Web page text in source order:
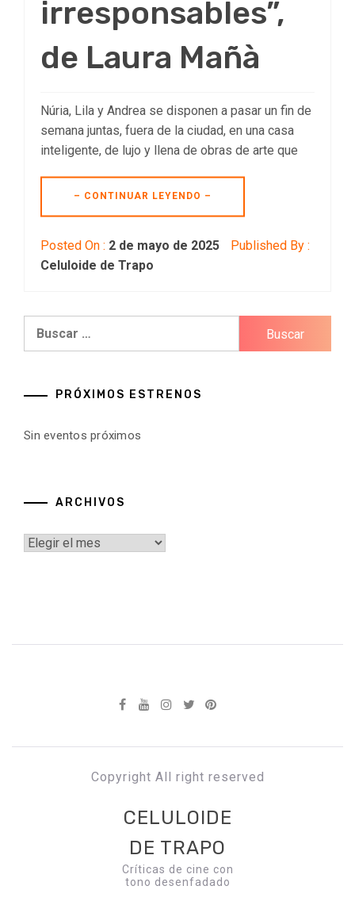
irresponsables”,
de Laura Mañà
Núria, Lila y Andrea se disponen a pasar un fin de
semana juntas, fuera de la ciudad, en una casa
inteligente, de lujo y llena de obras de arte que
– CONTINUAR LEYENDO –
Posted On : 2 de mayo de 2025
Published By :
Celuloide de Trapo
PRÓXIMOS ESTRENOS
Sin eventos próximos
ARCHIVOS
Archivos
Copyright All right reserved
CELULOIDE
DE TRAPO
Críticas de cine con
tono desenfadado